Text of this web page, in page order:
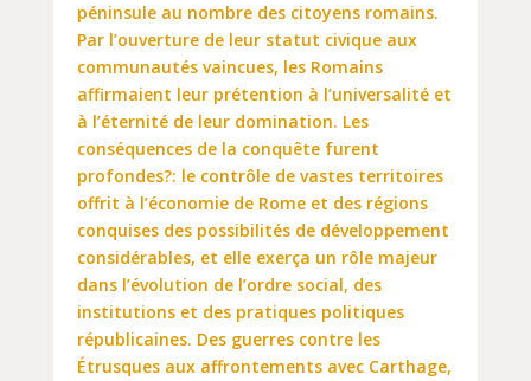
péninsule au nombre des citoyens romains.
Par l’ouverture de leur statut civique aux
communautés vaincues, les Romains
affirmaient leur prétention à l’universalité et
à l’éternité de leur domination. Les
conséquences de la conquête furent
profondes?: le contrôle de vastes territoires
offrit à l’économie de Rome et des régions
conquises des possibilités de développement
considérables, et elle exerça un rôle majeur
dans l’évolution de l’ordre social, des
institutions et des pratiques politiques
républicaines. Des guerres contre les
Étrusques aux affrontements avec Carthage,